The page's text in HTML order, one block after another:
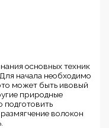
основных техник
начала необходимо
может быть ивовый
природные
подготовить
волокон